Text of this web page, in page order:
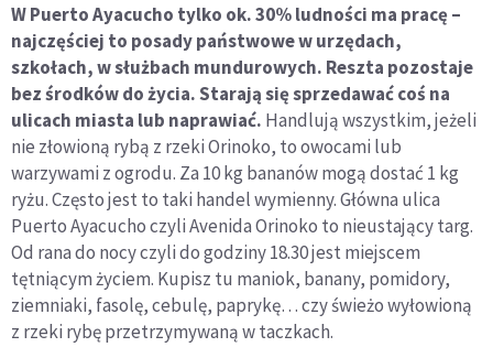
W Puerto Ayacucho tylko ok. 30% ludności ma pracę –
najczęściej to posady państwowe w urzędach,
szkołach, w służbach mundurowych. Reszta pozostaje
bez środków do życia. Starają się sprzedawać coś na
ulicach miasta lub naprawiać. Handlują wszystkim, jeżeli
nie złowioną rybą z rzeki Orinoko, to owocami lub
warzywami z ogrodu. Za 10 kg bananów mogą dostać 1 kg
ryżu. Często jest to taki handel wymienny. Główna ulica
Puerto Ayacucho czyli Avenida Orinoko to nieustający targ.
Od rana do nocy czyli do godziny 18.30 jest miejscem
tętniącym życiem. Kupisz tu maniok, banany, pomidory,
ziemniaki, fasolę, cebulę, paprykę… czy świeżo wyłowioną
z rzeki rybę przetrzymywaną w taczkach.